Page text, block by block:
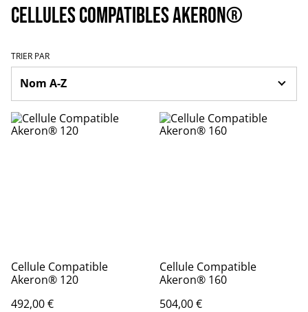
Cellules Compatibles Akeron®
TRIER PAR
Cellule Compatible
Akeron® 120
492,00 €
Cellule Compatible
Akeron® 160
504,00 €